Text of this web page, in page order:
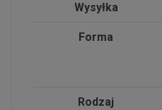
Wysyłka
Forma
Rodzaj